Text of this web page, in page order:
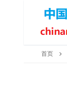
content
首页